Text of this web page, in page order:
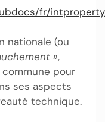
fr/intproperty/
nationale (ou
»,
pour
ses aspects
technique.